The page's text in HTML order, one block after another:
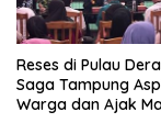
Reses di Pulau
Saga Tampung
Warga dan Ajak